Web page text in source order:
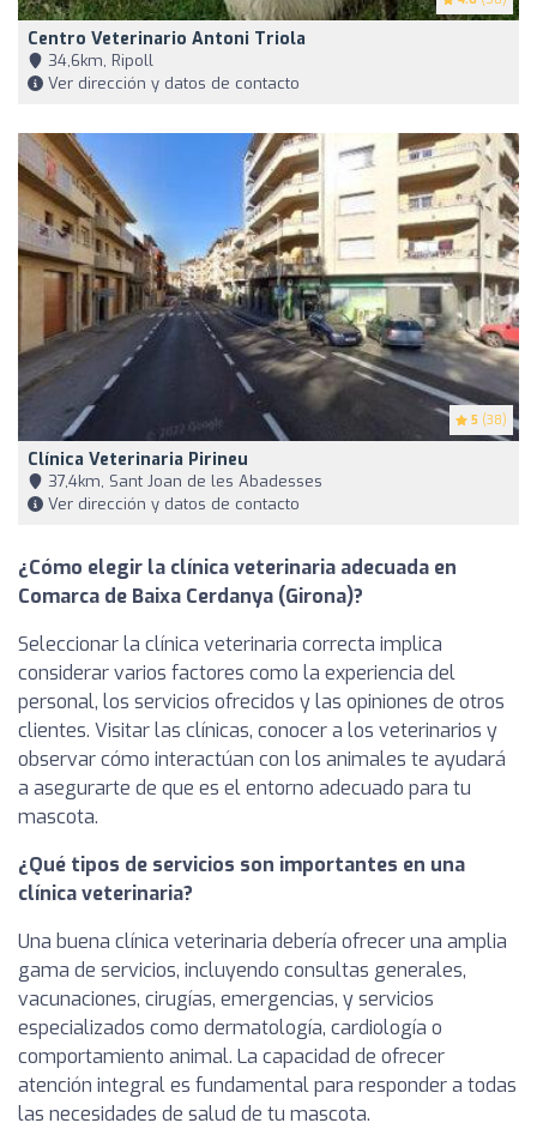
Centro Veterinario Antoni Triola
34,6km, Ripoll
Ver dirección y datos de contacto
5 (38)
Clínica Veterinaria Pirineu
37,4km, Sant Joan de les Abadesses
Ver dirección y datos de contacto
¿Cómo elegir la clínica veterinaria adecuada en
Comarca de Baixa Cerdanya (Girona)?
Seleccionar la clínica veterinaria correcta implica
considerar varios factores como la experiencia del
personal, los servicios ofrecidos y las opiniones de otros
clientes. Visitar las clínicas, conocer a los veterinarios y
observar cómo interactúan con los animales te ayudará
a asegurarte de que es el entorno adecuado para tu
mascota.
¿Qué tipos de servicios son importantes en una
clínica veterinaria?
Una buena clínica veterinaria debería ofrecer una amplia
gama de servicios, incluyendo consultas generales,
vacunaciones, cirugías, emergencias, y servicios
especializados como dermatología, cardiología o
comportamiento animal. La capacidad de ofrecer
atención integral es fundamental para responder a todas
las necesidades de salud de tu mascota.